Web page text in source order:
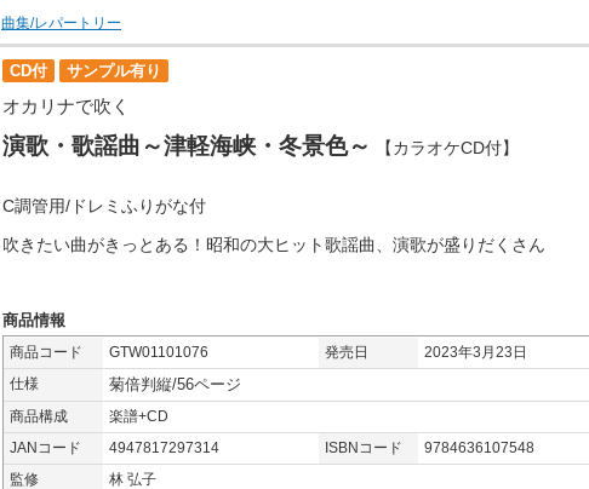
曲集/レパートリー
CD付 サンプル有り
オカリナで吹く
演歌・歌謡曲～津軽海峡・冬景色～ 【カラオケCD付】
C調管用/ドレミふりがな付
吹きたい曲がきっとある！昭和の大ヒット歌謡曲、演歌が盛りだくさん
商品情報
商品コード GTW01101076 発売日
2023年3月23日
仕様
菊倍判縦/56ページ
商品構成
楽譜+CD
JANコード
4947817297314 ISBNコード
9784636107548
監修
林 弘子